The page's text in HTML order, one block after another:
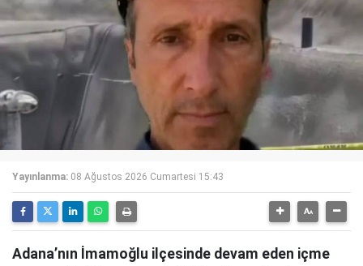
Yayınlanma: 08 Ağustos 2026 Cumartesi 15:43
Adana’nın İmamoğlu ilçesinde devam eden içme